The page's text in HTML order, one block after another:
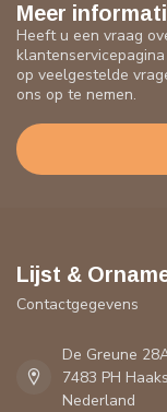
Meer
Heeft u een vraag
op veelgestelde
ons op te nemen.
Lijst &
Contactgegevens
De Greune
7483 PH
Nederland